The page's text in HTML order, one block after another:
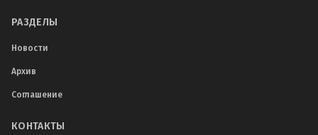
РАЗДЕЛЫ
Новости
Архив
Соглашение
КОНТАКТЫ